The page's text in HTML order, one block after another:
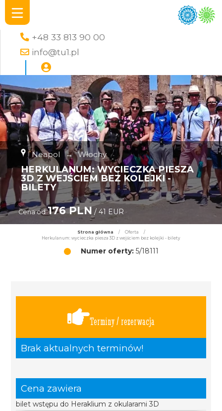
+48 33 813 90 00
info@tu1.pl
Neapol → Włochy
HERKULANUM: WYCIECZKA PIESZA
3D Z WEJŚCIEM BEZ KOLEJKI -
BILETY
Cena od 176 PLN/ 41 EUR
Strona główna / Oferta
/
Herkulanum: wycieczka piesza 3D z wejściem bez kolejki - bilety
Numer oferty:5/18111
Terminy / rezerwacja
Brak aktualnych terminów!
Cena zawiera
bilet wstępu do Heraklium z okularami 3D